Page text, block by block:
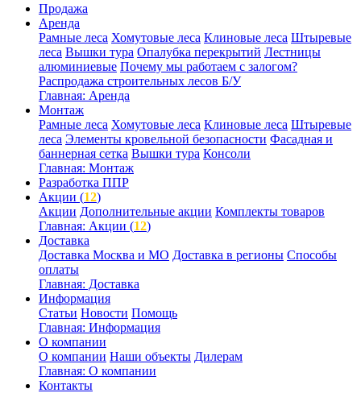
Продажа
Аренда
Рамные леса Хомутовые леса Клиновые леса Штыревые
леса Вышки тура Опалубка перекрытий Лестницы
алюминиевые Почему мы работаем с залогом?
Распродажа строительных лесов Б/У
Главная: Аренда
Монтаж
Рамные леса Хомутовые леса Клиновые леса Штыревые
леса Элементы кровельной безопасности Фасадная и
баннерная сетка Вышки тура Консоли
Главная: Монтаж
Разработка ППР
Акции (12)
Акции Дополнительные акции Комплекты товаров
Главная: Акции (12)
Доставка
Доставка Москва и МО Доставка в регионы Способы
оплаты
Главная: Доставка
Информация
Статьи Новости Помощь
Главная: Информация
О компании
О компании Наши объекты Дилерам
Главная: О компании
Контакты